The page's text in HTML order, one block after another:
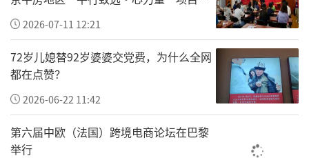
基层干部轻装上阵
2026-07-11 12:21
72岁儿媳替92岁婆婆交党费，为什么全网
都在点赞？
2026-06-22 11:42
第六届中欧（法国）跨境电商论坛在巴黎
举行